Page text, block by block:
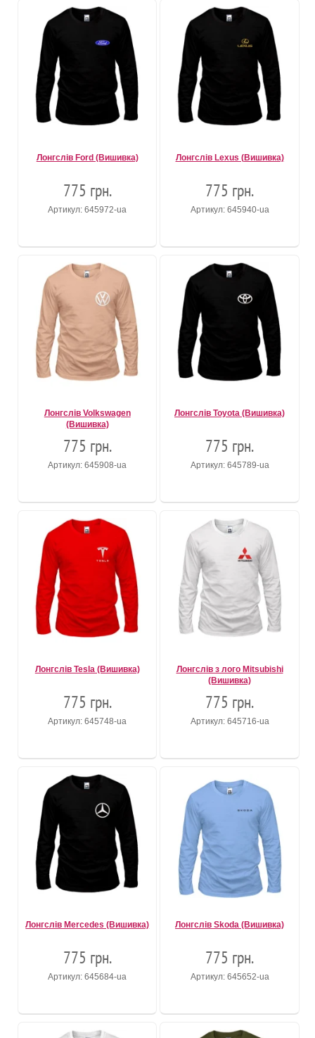
Лонгслів Ford (Вишивка)
775 грн.
Артикул: 645972-ua
Лонгслів Lexus (Вишивка)
775 грн.
Артикул: 645940-ua
Лонгслів Volkswagen
(Вишивка)
775 грн.
Артикул: 645908-ua
Лонгслів Toyota (Вишивка)
775 грн.
Артикул: 645789-ua
Лонгслів Tesla (Вишивка)
775 грн.
Артикул: 645748-ua
Лонгслів з лого Mitsubishi
(Вишивка)
775 грн.
Артикул: 645716-ua
Лонгслів Mercedes (Вишивка)
775 грн.
Артикул: 645684-ua
Лонгслів Skoda (Вишивка)
775 грн.
Артикул: 645652-ua